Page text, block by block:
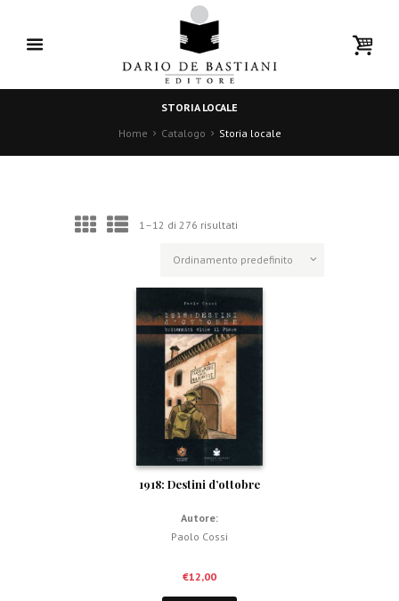
STORIA LOCALE
Home
Catalogo Storia locale
1–12 di 276 risultati
1918: Destini d’ottobre
Autore:
Paolo Cossi
€12,00